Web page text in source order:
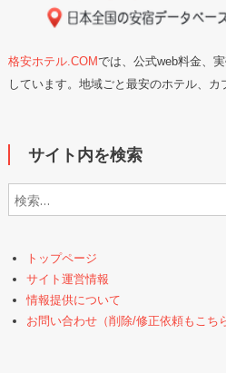
格安ホテル.COMでは、公式web料金、
しています。地域ごと最安のホテル、カ
サイト内を検索
トップページ
サイト運営情報
情報提供について
お問い合わせ（削除/修正依頼もこち